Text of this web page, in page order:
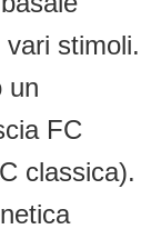
stimoli.
un
FC
classica).